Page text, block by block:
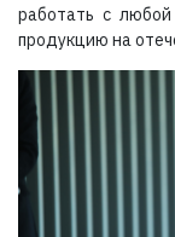
работать с
продукцию на